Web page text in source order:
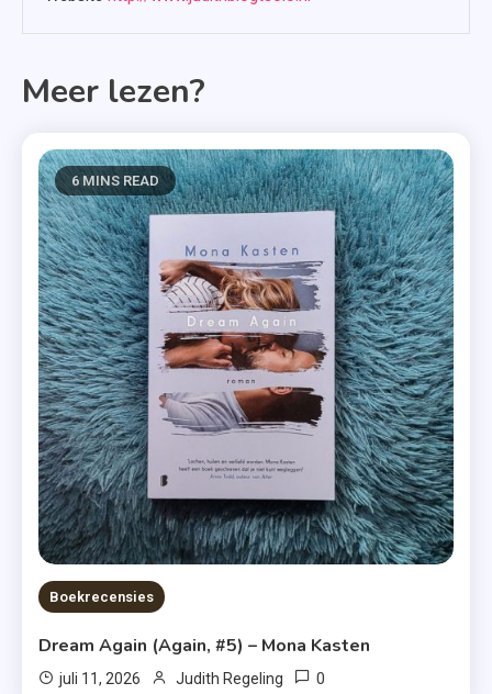
Meer lezen?
6 MINS READ
Boekrecensies
Dream Again (Again, #5) – Mona Kasten
juli 11, 2026 Judith Regeling 0